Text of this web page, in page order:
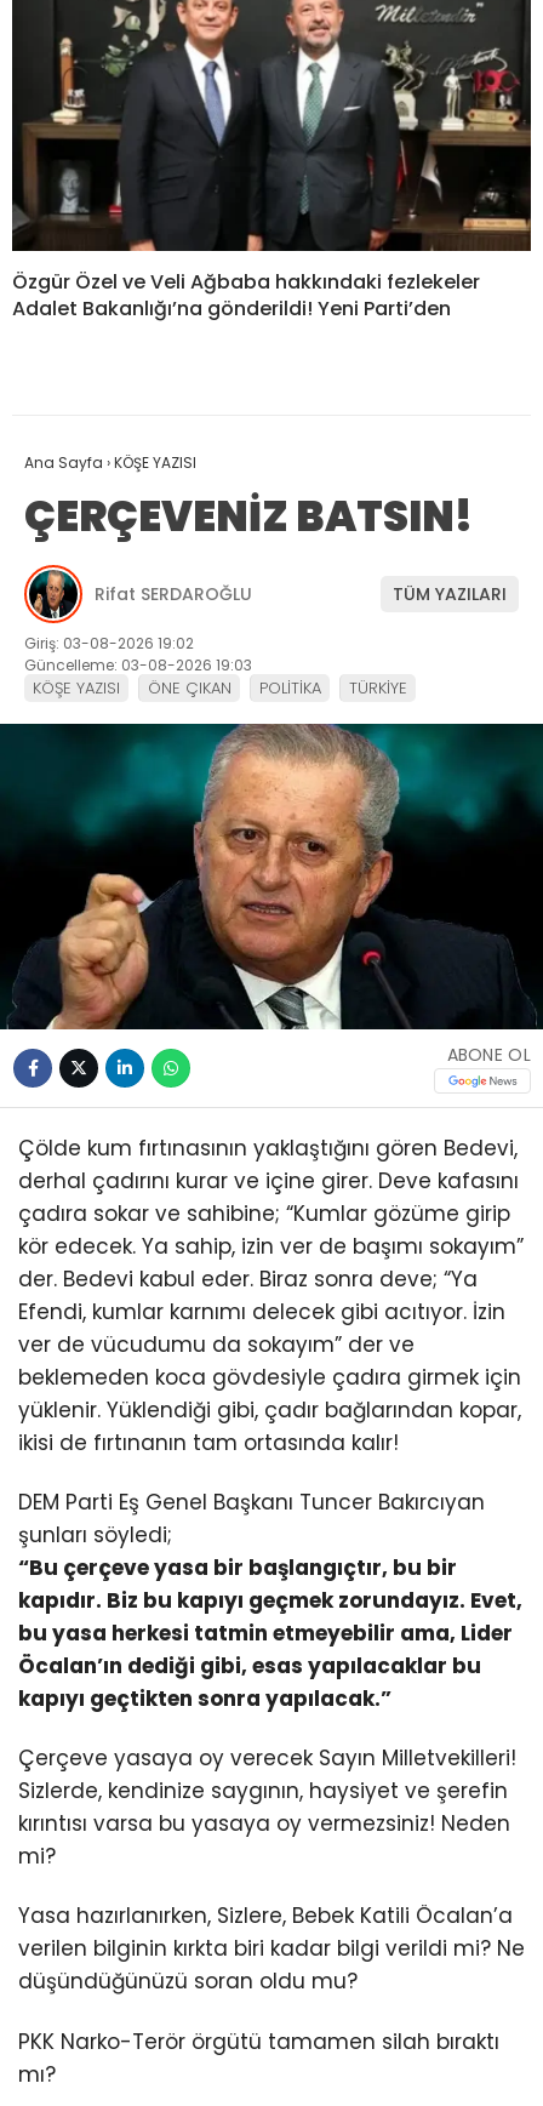
Özgür Özel ve Veli Ağbaba hakkındaki fezlekeler
Adalet Bakanlığı’na gönderildi! Yeni Parti’den
Ana Sayfa ›KÖŞE YAZISI
ÇERÇEVENİZ BATSIN!
Rifat SERDAROĞLU TÜM YAZILARI
Giriş: 03-08-2026 19:02
Güncelleme: 03-08-2026 19:03
KÖŞE YAZISI ÖNE ÇIKAN POLİTİKA TÜRKİYE
ABONE OL
Çölde kum fırtınasının yaklaştığını gören Bedevi,
derhal çadırını kurar ve içine girer. Deve kafasını
çadıra sokar ve sahibine; “Kumlar gözüme girip
kör edecek. Ya sahip, izin ver de başımı sokayım”
der. Bedevi kabul eder. Biraz sonra deve; “Ya
Efendi, kumlar karnımı delecek gibi acıtıyor. İzin
ver de vücudumu da sokayım” der ve
beklemeden koca gövdesiyle çadıra girmek için
yüklenir. Yüklendiği gibi, çadır bağlarından kopar,
ikisi de fırtınanın tam ortasında kalır!
DEM Parti Eş Genel Başkanı Tuncer Bakırcıyan
şunları söyledi;
“Bu çerçeve yasa bir başlangıçtır, bu bir
kapıdır. Biz bu kapıyı geçmek zorundayız. Evet,
bu yasa herkesi tatmin etmeyebilir ama, Lider
Öcalan’ın dediği gibi, esas yapılacaklar bu
kapıyı geçtikten sonra yapılacak.”
Çerçeve yasaya oy verecek Sayın Milletvekilleri!
Sizlerde, kendinize saygının, haysiyet ve şerefin
kırıntısı varsa bu yasaya oy vermezsiniz! Neden
mi?
Yasa hazırlanırken, Sizlere, Bebek Katili Öcalan’a
verilen bilginin kırkta biri kadar bilgi verildi mi? Ne
düşündüğünüzü soran oldu mu?
PKK Narko-Terör örgütü tamamen silah bıraktı
mı?